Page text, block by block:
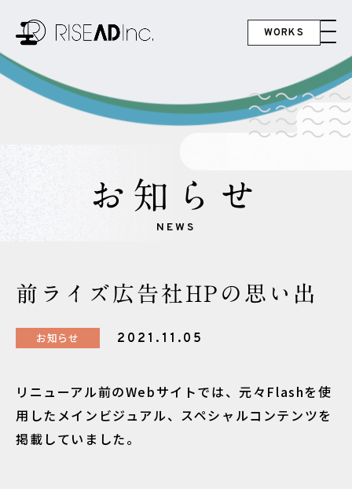
WORKS
お知らせ
NEWS
前ライズ広告社HPの思い出
お知らせ 2021.11.05
リニューアル前のWebサイトでは、元々Flashを使
用したメインビジュアル、スペシャルコンテンツを
掲載していました。